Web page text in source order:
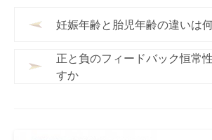
妊娠年齢と胎児年齢の違いは
正と負のフィードバック恒常
すか